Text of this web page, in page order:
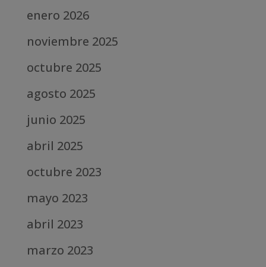
enero 2026
noviembre 2025
octubre 2025
agosto 2025
junio 2025
abril 2025
octubre 2023
mayo 2023
abril 2023
marzo 2023